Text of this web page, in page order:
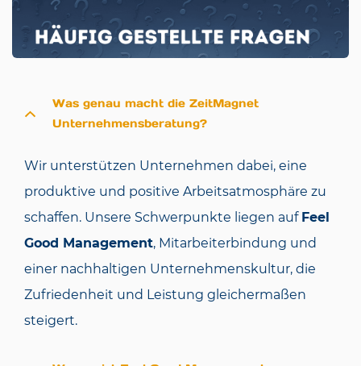
Was genau macht die ZeitMagnet
Unternehmensberatung?
Wir unterstützen Unternehmen dabei, eine
produktive und positive Arbeitsatmosphäre zu
schaffen. Unsere Schwerpunkte liegen auf Feel
Good Management, Mitarbeiterbindung und
einer nachhaltigen Unternehmenskultur, die
Zufriedenheit und Leistung gleichermaßen
steigert.